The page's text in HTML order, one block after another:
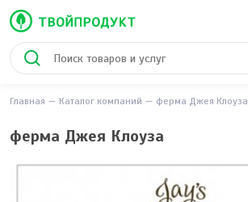
Главная Каталог компаний ферма Джея Клоуза
ферма Джея Клоуза